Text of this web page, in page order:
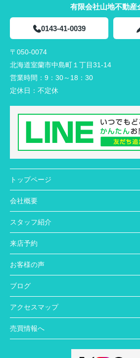
有限会社山地不動産
0143-41-0039
〒050-0074
北海道室蘭市中島町１丁目31-14
営業時間： 9：30～18：30
定休日： 不定休
トップページ
会社概要
スタッフ紹介
来店予約
お客様の声
ブログ
アクセスマップ
売買情報へ